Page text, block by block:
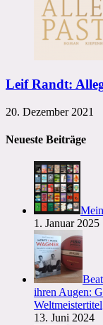
Leif Randt:
20. Dezember 2021
Neueste Beiträge
1. Januar 2025
ihren Augen:
Weltmeistertitel
13. Juni 2024